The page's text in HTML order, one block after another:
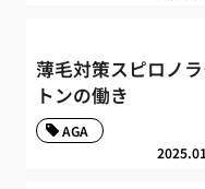
薄毛対策スピロノ
トンの働き
AGA